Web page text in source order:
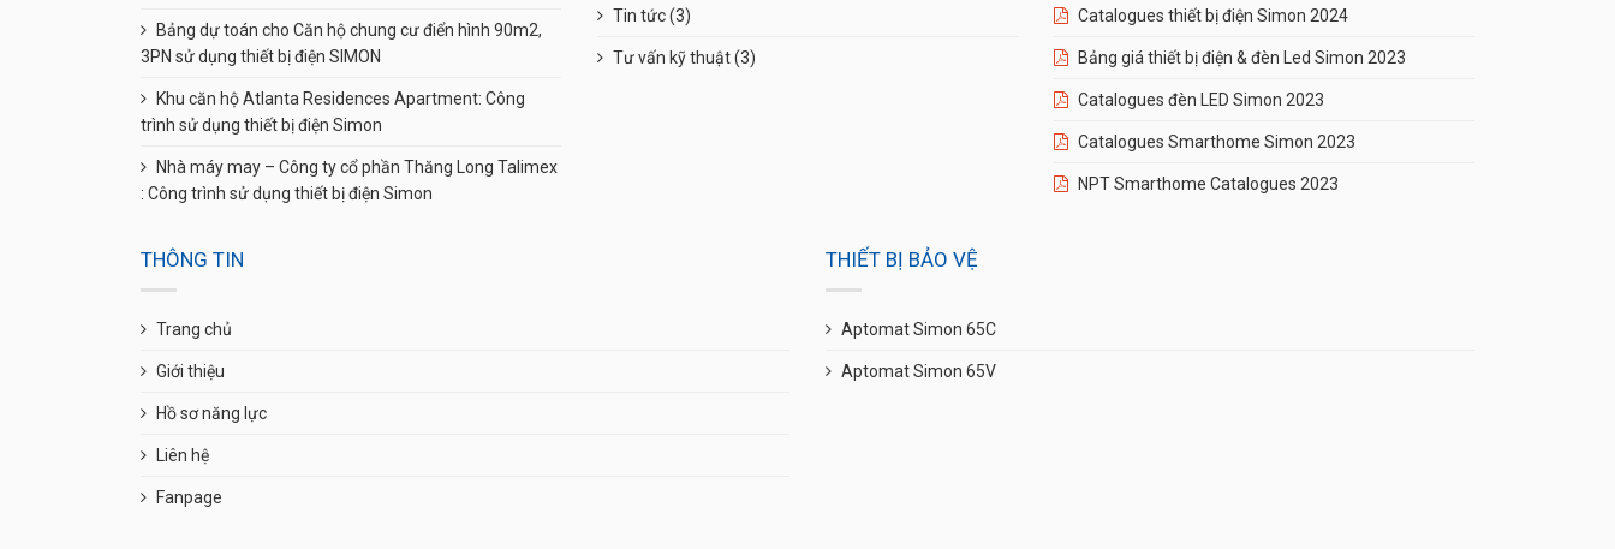
Bảng dự toán cho Căn hộ chung cư điển hình 90m2,
3PN sử dụng thiết bị điện SIMON
Khu căn hộ Atlanta Residences Apartment: Công
trình sử dụng thiết bị điện Simon
Nhà máy may – Công ty cổ phần Thăng Long Talimex
: Công trình sử dụng thiết bị điện Simon
Tin tức(3)
Tư vấn kỹ thuật(3)
Catalogues thiết bị điện Simon 2024
Bảng giá thiết bị điện & đèn Led Simon 2023
Catalogues đèn LED Simon 2023
Catalogues Smarthome Simon 2023
NPT Smarthome Catalogues 2023
THÔNG TIN
Trang chủ
Giới thiệu
Hồ sơ năng lực
Liên hệ
Fanpage
THIẾT BỊ BẢO VỆ
Aptomat Simon 65C
Aptomat Simon 65V